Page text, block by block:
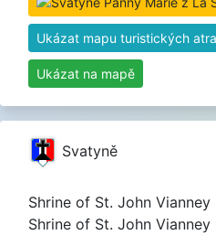
Ukázat mapu turistických
Ukázat na mapě
Svatyně
Shrine of St. John Vianney
Shrine of St. John Vianney